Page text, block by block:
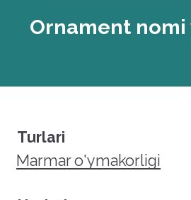
Ornament
Turlari
Marmar o'ymakorligi